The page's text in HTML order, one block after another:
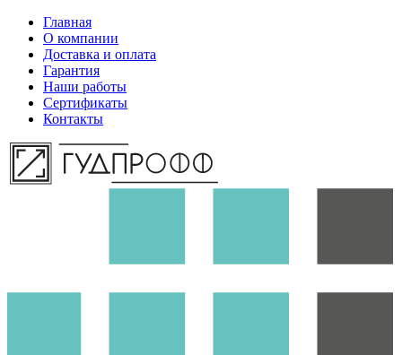
Главная
О компании
Доставка и оплата
Гарантия
Наши работы
Сертификаты
Контакты